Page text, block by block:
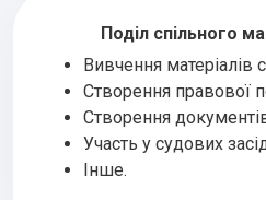
Поділ спільного
Вивчення матеріалів
Створення правової
Створення
Участь у судових
Інше.